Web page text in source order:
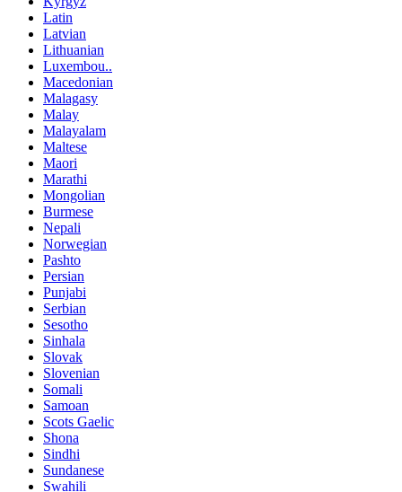
Latin
Latvian
Lithuanian
Luxembou..
Macedonian
Malagasy
Malay
Malayalam
Maltese
Maori
Marathi
Mongolian
Burmese
Nepali
Norwegian
Pashto
Persian
Punjabi
Serbian
Sesotho
Sinhala
Slovak
Slovenian
Somali
Samoan
Scots Gaelic
Shona
Sindhi
Sundanese
Swahili